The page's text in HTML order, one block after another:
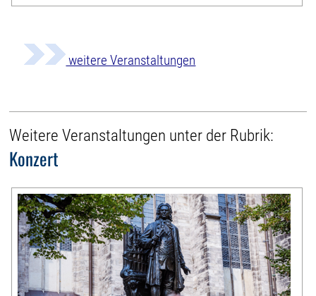
weitere Veranstaltungen
Weitere Veranstaltungen unter der Rubrik:
Konzert